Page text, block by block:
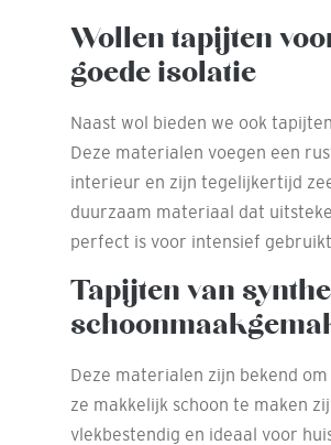
Wollen tapijten
goede isolatie
Naast wol bieden we ook
Deze materialen voegen een
interieur en zijn tegelijkertijd
duurzaam materiaal dat
perfect is voor intensief
Tapijten van
Deze materialen zijn bekend
ze makkelijk schoon te maken
vlekbestendig en ideaal voor